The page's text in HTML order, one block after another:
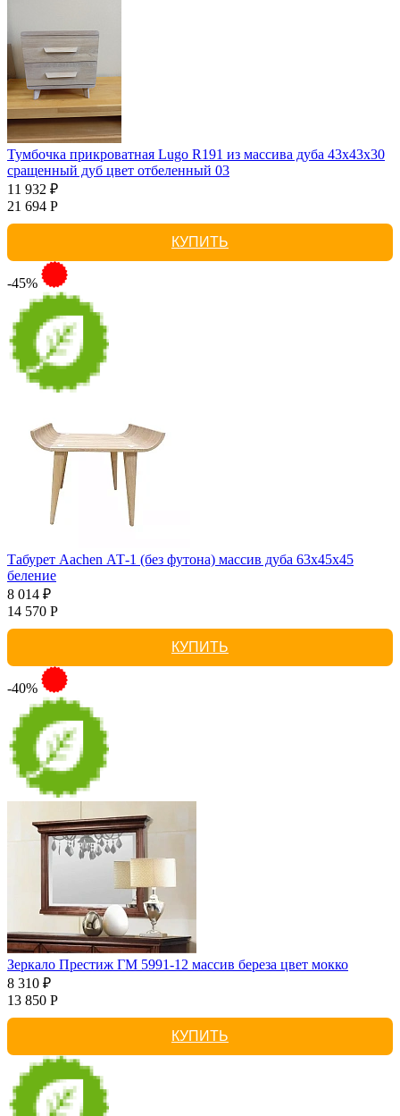
Тумбочка прикроватная Lugo R191 из массива дуба 43х43х30
сращенный дуб цвет отбеленный 03
11 932 ₽
21 694 Р
КУПИТЬ
-45%
Табурет Aachen АТ-1 (без футона) массив дуба 63х45х45
беление
8 014 ₽
14 570 Р
КУПИТЬ
-40%
Зеркало Престиж ГМ 5991-12 массив береза цвет мокко
8 310 ₽
13 850 Р
КУПИТЬ